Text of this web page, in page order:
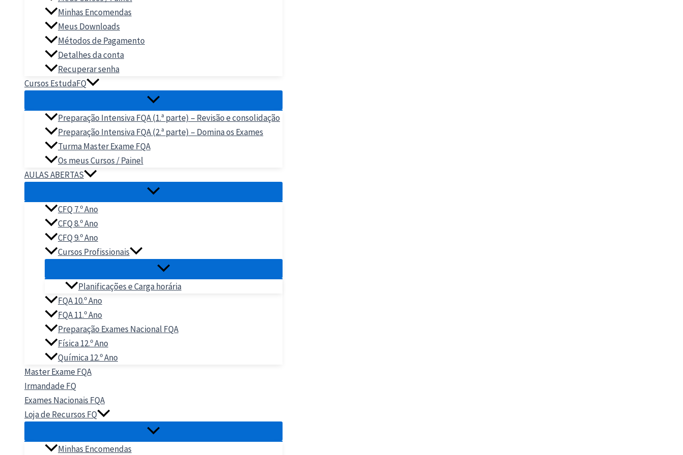
Minhas Encomendas
Meus Downloads
Métodos de Pagamento
Detalhes da conta
Recuperar senha
Cursos EstudaFQ
Preparação Intensiva FQA (1.ª parte) – Revisão e consolidação
Preparação Intensiva FQA (2.ª parte) – Domina os Exames
Turma Master Exame FQA
Os meus Cursos / Painel
AULAS ABERTAS
CFQ 7.º Ano
CFQ 8.º Ano
CFQ 9.º Ano
Cursos Profissionais
Planificações e Carga horária
FQA 10.º Ano
FQA 11.º Ano
Preparação Exames Nacional FQA
Física 12.º Ano
Química 12.º Ano
Master Exame FQA
Irmandade FQ
Exames Nacionais FQA
Loja de Recursos FQ
Minhas Encomendas